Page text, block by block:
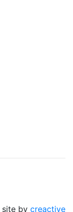
site by creactive